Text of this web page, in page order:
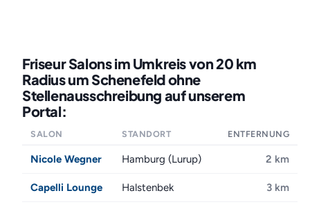
Friseur Salons im Umkreis von 20 km
Radius um Schenefeld ohne
Stellenausschreibung auf unserem
Portal:
SALON STANDORT ENTFERNUNG
Nicole Wegner Hamburg (Lurup) 2 km
Capelli Lounge Halstenbek 3 km